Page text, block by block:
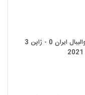
خلاصه بازی والیبال ایران 0 - ژاپن 3